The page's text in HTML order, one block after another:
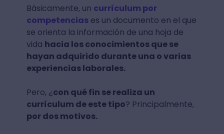
Básicamente, un currículum por
competenciases un documento en el que
se orienta la información de una hoja de
vida hacia los conocimientos que se
hayan adquirido durante una o varias
experiencias laborales.
Pero, ¿con qué fin se realiza un
currículum de este tipo? Principalmente,
por dos motivos.